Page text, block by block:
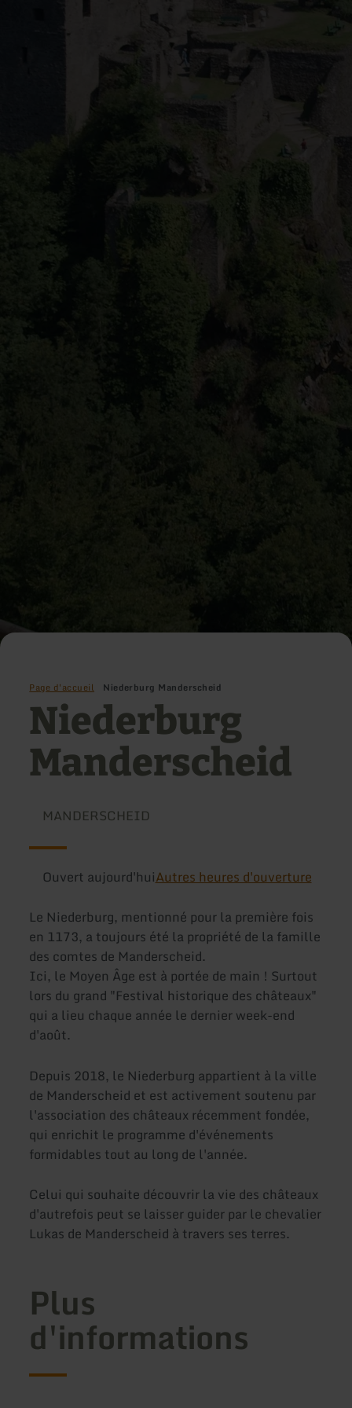
Page d'accueil Niederburg Manderscheid
Niederburg
Manderscheid
MANDERSCHEID
Ouvert aujourd'huiAutres heures d'ouverture
Le Niederburg, mentionné pour la première fois
en 1173, a toujours été la propriété de la famille
des comtes de Manderscheid.
Ici, le Moyen Âge est à portée de main ! Surtout
lors du grand "Festival historique des châteaux"
qui a lieu chaque année le dernier week-end
d'août.
Depuis 2018, le Niederburg appartient à la ville
de Manderscheid et est activement soutenu par
l'association des châteaux récemment fondée,
qui enrichit le programme d'événements
formidables tout au long de l'année.
Celui qui souhaite découvrir la vie des châteaux
d'autrefois peut se laisser guider par le chevalier
Lukas de Manderscheid à travers ses terres.
Plus
d'informations